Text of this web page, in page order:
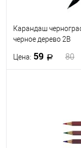
Карандаш
черное дерево 2B
Цена: 59 80